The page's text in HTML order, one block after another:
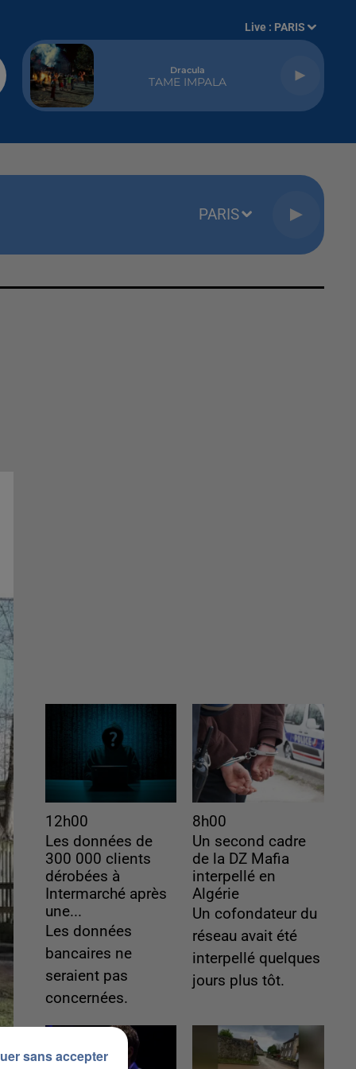
Live : PARIS
Dracula
TAME IMPALA
PARIS
12h00
Les données de
300 000 clients
dérobées à
Intermarché après
une...
Les données
bancaires ne
seraient pas
concernées.
8h00
Un second cadre
de la DZ Mafia
interpellé en
Algérie
Un cofondateur du
réseau avait été
interpellé quelques
jours plus tôt.
sans accepter